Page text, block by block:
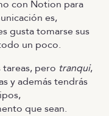
con Notion para
es,
gusta tomarse sus
un poco.
pero tranqui,
y además tendrás
que sean.